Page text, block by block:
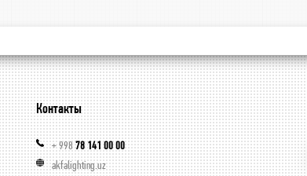
Контакты
+ 99878 141 00 00
akfalighting.uz